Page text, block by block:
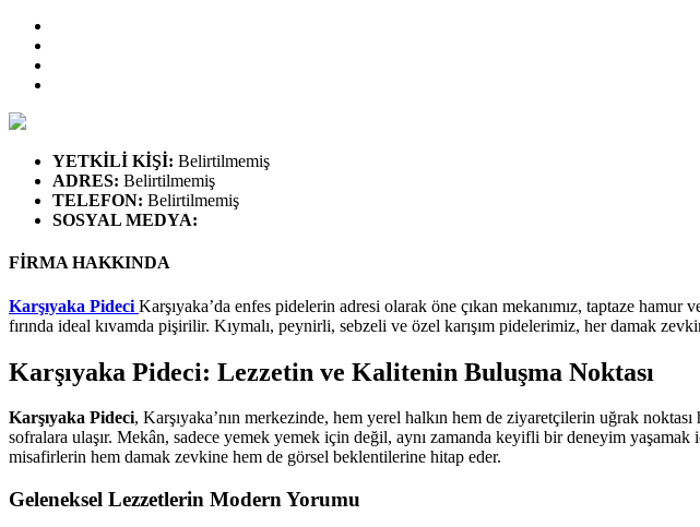
YETKİLİ KİŞİ: Belirtilmemiş
ADRES: Belirtilmemiş
TELEFON: Belirtilmemiş
SOSYAL MEDYA:
FİRMA HAKKINDA
Karşıyaka Pideci Karşıyaka’da enfes pidelerin adresi olarak öne çıkan mekanımız, taptaze
fırında ideal kıvamda pişirilir. Kıymalı, peynirli, sebzeli ve özel karışım pidelerimiz, her damak
Karşıyaka Pideci: Lezzetin ve Kalitenin Buluşma Noktası
Karşıyaka Pideci, Karşıyaka’nın merkezinde, hem yerel halkın hem de ziyaretçilerin uğrak
sofralara ulaşır. Mekân, sadece yemek yemek için değil, aynı zamanda keyifli bir deneyim
misafirlerin hem damak zevkine hem de görsel beklentilerine hitap eder.
Geleneksel Lezzetlerin Modern Yorumu